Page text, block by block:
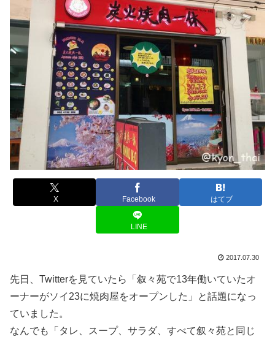
X Facebook はてブ
LINE
2017.07.30
先日、Twitterを見ていたら「叙々苑で13年働いていたオ
ーナーがソイ23に焼肉屋をオープンした」と話題になっ
ていました。
なんでも「タレ、スープ、サラダ、すべて叙々苑と同じ